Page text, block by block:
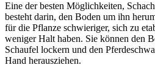
Eine der besten Möglichkeiten,
besteht darin, den Boden um ihn
für die Pflanze schwieriger, sich zu
weniger Halt haben. Sie können den
Schaufel lockern und den
Hand herausziehen.